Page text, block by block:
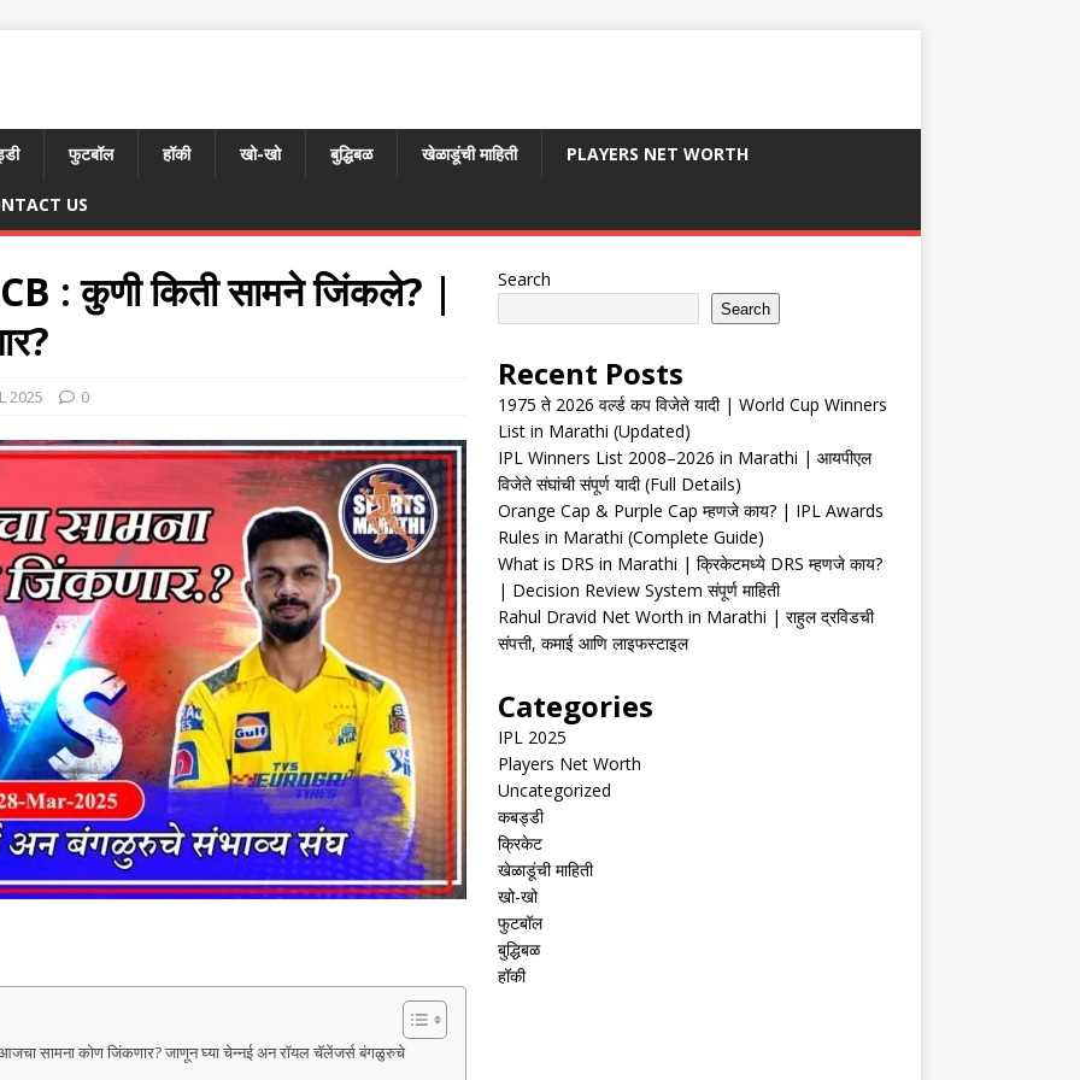
फुटबॉल हॉकी खो-खो बुद्धिबळ खेळाडूंची माहिती PLAYERS NET WORTH
US
: कुणी किती सामने जिंकले? |
2025 0
सामना कोण जिंकणार? जाणून घ्या चेन्नई अन रॉयल चॅलेंजर्स बंगळुरुचे
Search
Search
Recent Posts
1975 ते 2026 वर्ल्ड कप विजेते यादी | World Cup Winners
List in Marathi (Updated)
IPL Winners List 2008–2026 in Marathi | आयपीएल
विजेते संघांची संपूर्ण यादी (Full Details)
Orange Cap & Purple Cap म्हणजे काय? | IPL Awards
Rules in Marathi (Complete Guide)
What is DRS in Marathi | क्रिकेटमध्ये DRS म्हणजे काय?
| Decision Review System संपूर्ण माहिती
Rahul Dravid Net Worth in Marathi | राहुल द्रविडची
संपत्ती, कमाई आणि लाइफस्टाइल
Categories
IPL 2025
Players Net Worth
Uncategorized
कबड्डी
क्रिकेट
खेळाडूंची माहिती
खो-खो
फुटबॉल
बुद्धिबळ
हॉकी